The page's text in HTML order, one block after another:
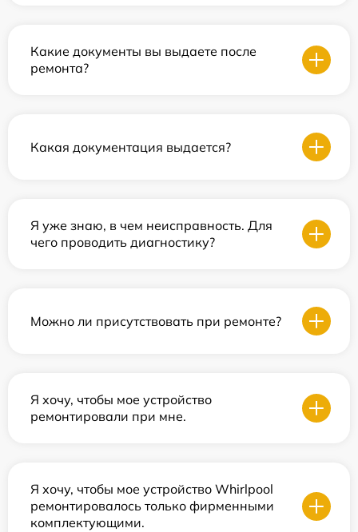
Какие документы вы выдаете после
ремонта?
Какая документация выдается?
Я уже знаю, в чем неисправность. Для
чего проводить диагностику?
Можно ли присутствовать при ремонте?
Я хочу, чтобы мое устройство
ремонтировали при мне.
Я хочу, чтобы мое устройство Whirlpool
ремонтировалось только фирменными
комплектующими.